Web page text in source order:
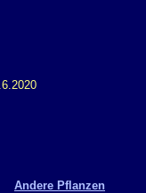
Andere Pflanzen